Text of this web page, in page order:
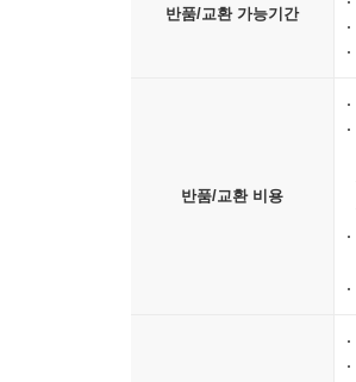
반품/교환 가능기간
반품/교환 비용